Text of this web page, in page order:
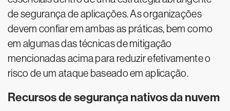
de segurança de aplicações. As organizações
devem confiar em ambas as práticas, bem como
em algumas das técnicas de mitigação
mencionadas acima para reduzir efetivamente o
risco de um ataque baseado em aplicação.
Recursos de segurança nativos da nuvem